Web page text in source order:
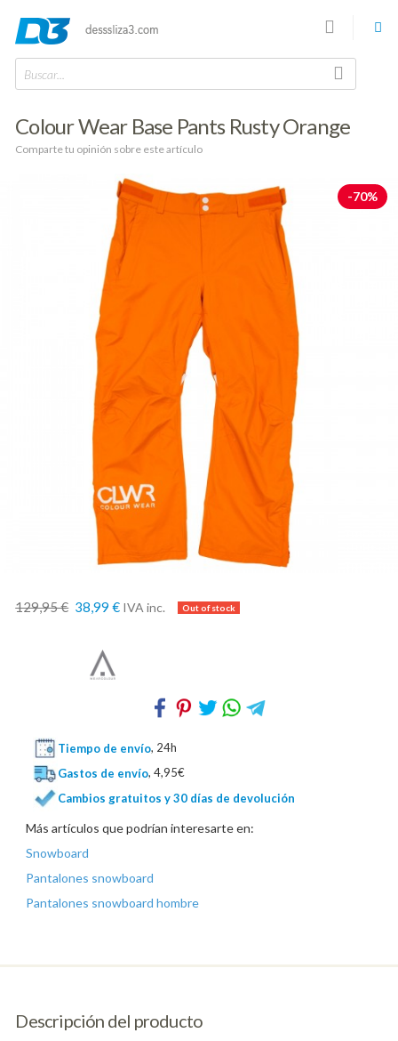
Buscar...
Colour Wear Base Pants Rusty Orange
Comparte tu opinión sobre este artículo
-70%
129,95 € 38,99 € IVA inc.
Tiempo de envío, 24h
Gastos de envío, 4,95€
Cambios gratuitos y 30 días de devolución
Más artículos que podrían interesarte en:
Snowboard
Pantalones snowboard
Pantalones snowboard hombre
Descripción del producto